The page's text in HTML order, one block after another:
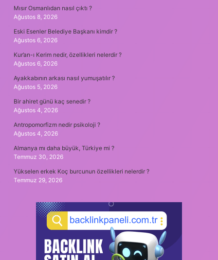
Mısır Osmanlıdan nasıl çıktı ?
Ağustos 8, 2026
Eski Esenler Belediye Başkanı kimdir ?
Ağustos 6, 2026
Kur’an-ı Kerim nedir, özellikleri nelerdir ?
Ağustos 6, 2026
Ayakkabının arkası nasıl yumuşatılır ?
Ağustos 5, 2026
Bir ahiret günü kaç senedir ?
Ağustos 4, 2026
Antropomorfizm nedir psikoloji ?
Ağustos 4, 2026
Almanya mı daha büyük, Türkiye mi ?
Temmuz 30, 2026
Yükselen erkek Koç burcunun özellikleri nelerdir ?
Temmuz 29, 2026